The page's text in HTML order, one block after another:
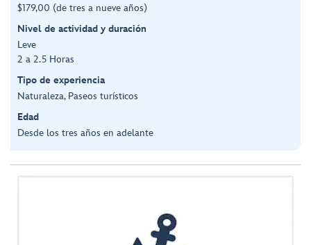
$179,00 (de tres a nueve años)
Nivel de actividad y duración
Leve
2 a 2.5 Horas
Tipo de experiencia
Naturaleza, Paseos turísticos
Edad
Desde los tres años en adelante